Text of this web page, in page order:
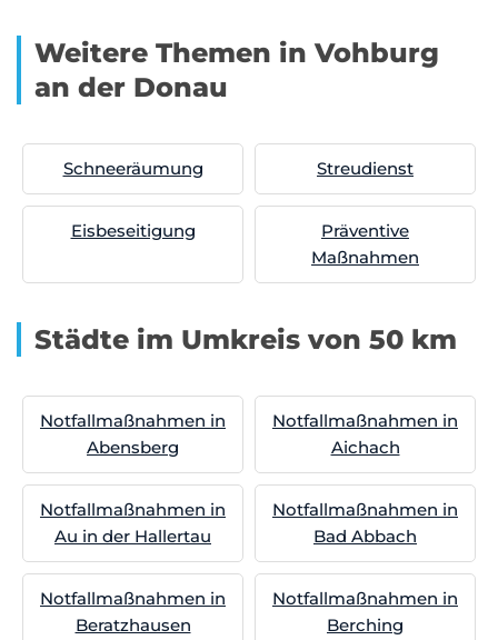
Weitere Themen in Vohburg
an der Donau
Schneeräumung Streudienst
Eisbeseitigung
Präventive
Maßnahmen
Städte im Umkreis von 50 km
Notfallmaßnahmen in
Abensberg
Notfallmaßnahmen in
Aichach
Notfallmaßnahmen in
Au in der Hallertau
Notfallmaßnahmen in
Bad Abbach
Notfallmaßnahmen in
Beratzhausen
Notfallmaßnahmen in
Berching